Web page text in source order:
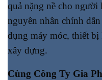
quả nặng nề cho
nguyên nhân chính
dụng máy móc, thiết
xây dựng.
Cùng Công Ty Gia